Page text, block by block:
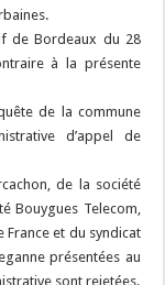
de Bordeaux du 28
à la présente
de la commune
d’appel de
de la société
Bouygues Telecom,
et du syndicat
présentées au
sont rejetées.